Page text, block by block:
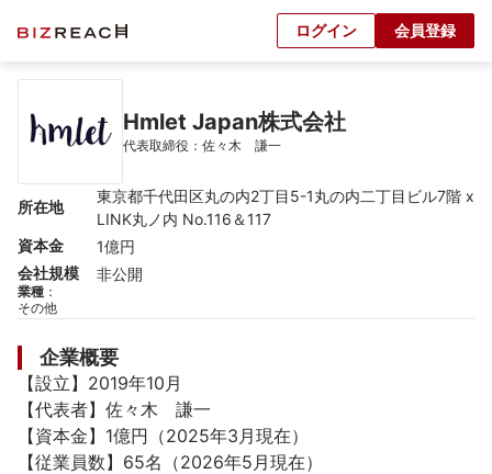
ログイン 会員登録
Hmlet Japan株式会社
代表取締役：佐々木　謙一
所在地
東京都千代田区丸の内2丁目5-1丸の内二丁目ビル7階 x
LINK丸ノ内 No.116＆117
資本金
1億円
会社規模
非公開
業種 ：
その他
企業概要
【設立】2019年10月
【代表者】佐々木　謙一
【資本金】1億円（2025年3月現在）
【従業員数】65名（2026年5月現在）